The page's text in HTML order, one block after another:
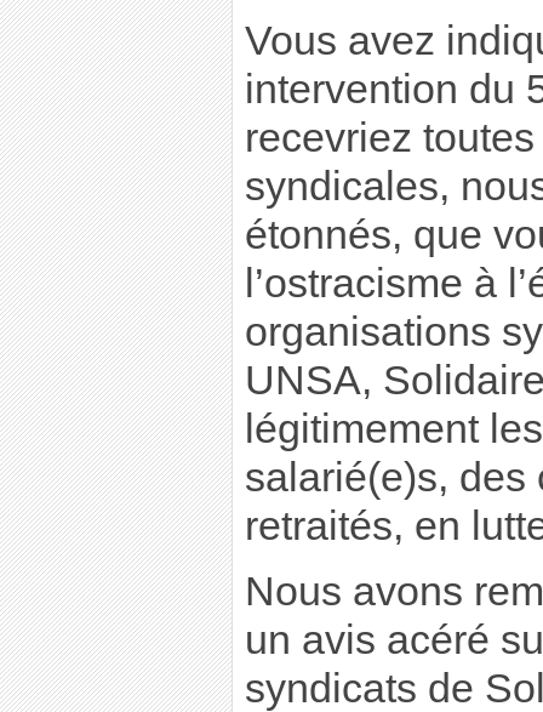
Vous avez
intervention du
recevriez
syndicales,
étonnés, que
l’ostracisme à
organisations
UNSA,
légitimement
salarié(e)s, des
retraités, en
Nous avons
un avis acéré
syndicats de